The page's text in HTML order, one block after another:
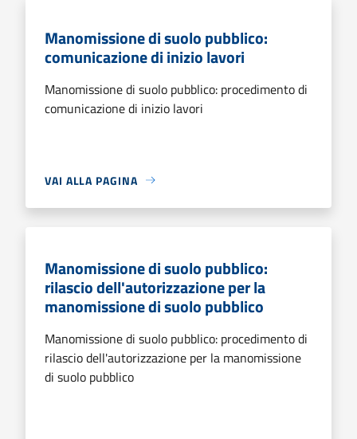
Manomissione di suolo pubblico:
comunicazione di inizio lavori
Manomissione di suolo pubblico: procedimento di
comunicazione di inizio lavori
VAI ALLA PAGINA
Manomissione di suolo pubblico:
rilascio dell'autorizzazione per la
manomissione di suolo pubblico
Manomissione di suolo pubblico: procedimento di
rilascio dell'autorizzazione per la manomissione
di suolo pubblico